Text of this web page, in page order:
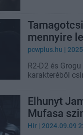
mennyire
pcwplus.hu |
R2-D2 és
karakteréből
Elhunyt
Mufasa
Hír | 2024.09.09